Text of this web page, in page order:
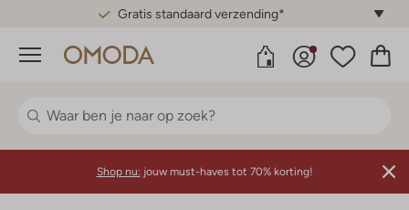
Gratis standaard verzending*
Menu
Shop nu: jouw must-haves tot 70% korting!